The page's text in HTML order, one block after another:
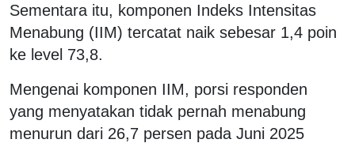
Sementara itu, komponen Indeks Intensitas
Menabung (IIM) tercatat naik sebesar 1,4 poin
ke level 73,8.
Mengenai komponen IIM, porsi responden
yang menyatakan tidak pernah menabung
menurun dari 26,7 persen pada Juni 2025